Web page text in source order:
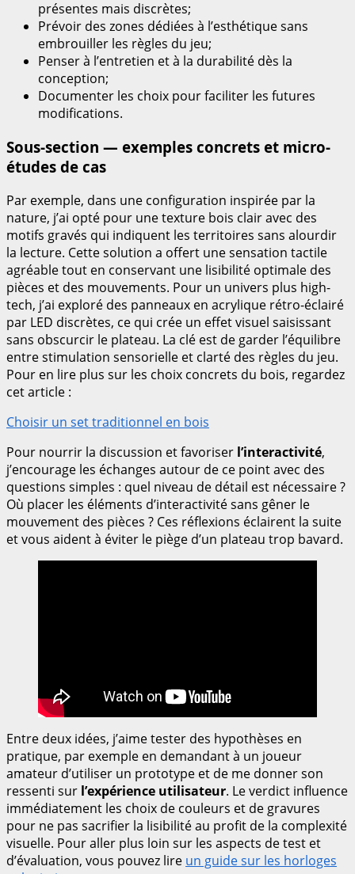
présentes mais discrètes;
Prévoir des zones dédiées à l’esthétique sans
embrouiller les règles du jeu;
Penser à l’entretien et à la durabilité dès la
conception;
Documenter les choix pour faciliter les futures
modifications.
Sous-section — exemples concrets et micro-
études de cas
Par exemple, dans une configuration inspirée par la
nature, j’ai opté pour une texture bois clair avec des
motifs gravés qui indiquent les territoires sans alourdir
la lecture. Cette solution a offert une sensation tactile
agréable tout en conservant une lisibilité optimale des
pièces et des mouvements. Pour un univers plus high-
tech, j’ai exploré des panneaux en acrylique rétro-éclairé
par LED discrètes, ce qui crée un effet visuel saisissant
sans obscurcir le plateau. La clé est de garder l’équilibre
entre stimulation sensorielle et clarté des règles du jeu.
Pour en lire plus sur les choix concrets du bois, regardez
cet article :
Choisir un set traditionnel en bois
Pour nourrir la discussion et favoriser l’interactivité,
j’encourage les échanges autour de ce point avec des
questions simples : quel niveau de détail est nécessaire ?
Où placer les éléments d’interactivité sans gêner le
mouvement des pièces ? Ces réflexions éclairent la suite
et vous aident à éviter le piège d’un plateau trop bavard.
Entre deux idées, j’aime tester des hypothèses en
pratique, par exemple en demandant à un joueur
amateur d’utiliser un prototype et de me donner son
ressenti sur l’expérience utilisateur. Le verdict influence
immédiatement les choix de couleurs et de gravures
pour ne pas sacrifier la lisibilité au profit de la complexité
visuelle. Pour aller plus loin sur les aspects de test et
d’évaluation, vous pouvez lire un guide sur les horloges